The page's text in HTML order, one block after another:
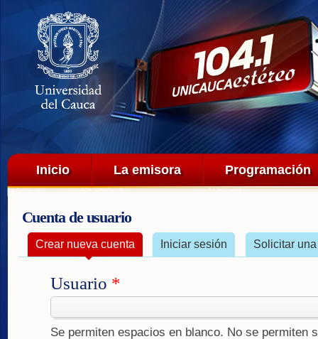
Menú principal
Inicio La emisora Programación
Cuenta de usuario
Solapas principales
Crear nueva cuenta (solapa activa)
Iniciar sesión Solicitar
Usuario *
Se permiten espacios en blanco. No se permiten